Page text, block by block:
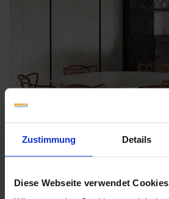
Zustimmung Details
Diese Webseite verwendet Cookies